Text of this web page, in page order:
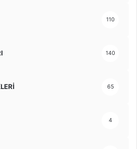
110
140
65
4